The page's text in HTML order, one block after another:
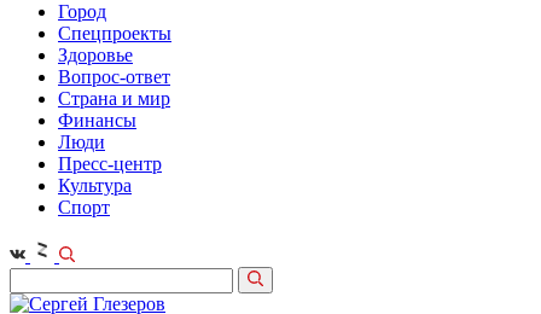
Город
Спецпроекты
Здоровье
Вопрос-ответ
Страна и мир
Финансы
Люди
Пресс-центр
Культура
Спорт